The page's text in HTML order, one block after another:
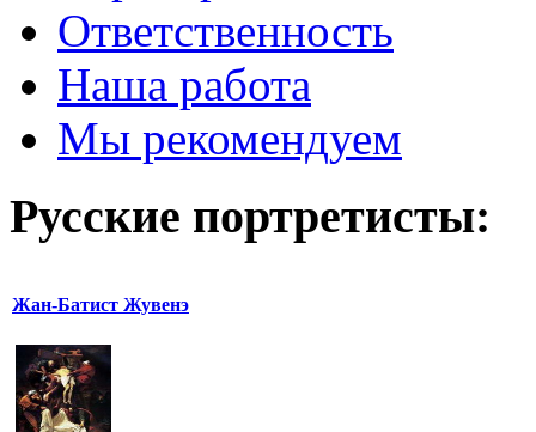
Ответственность
Наша работа
Мы рекомендуем
Русские портретисты:
Жан-Батист Жувенэ